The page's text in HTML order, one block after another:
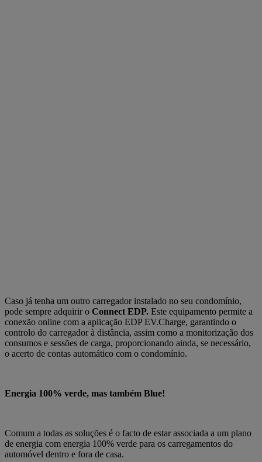
Caso já tenha um outro carregador instalado no seu condomínio,
pode sempre adquirir o Connect EDP. Este equipamento permite a
conexão online com a aplicação EDP EV.Charge, garantindo o
controlo do carregador à distância, assim como a monitorização dos
consumos e sessões de carga, proporcionando ainda, se necessário,
o acerto de contas automático com o condomínio.
Energia 100% verde, mas também Blue!
Comum a todas as soluções é o facto de estar associada a um plano
de energia com energia 100% verde para os carregamentos do
automóvel dentro e fora de casa.